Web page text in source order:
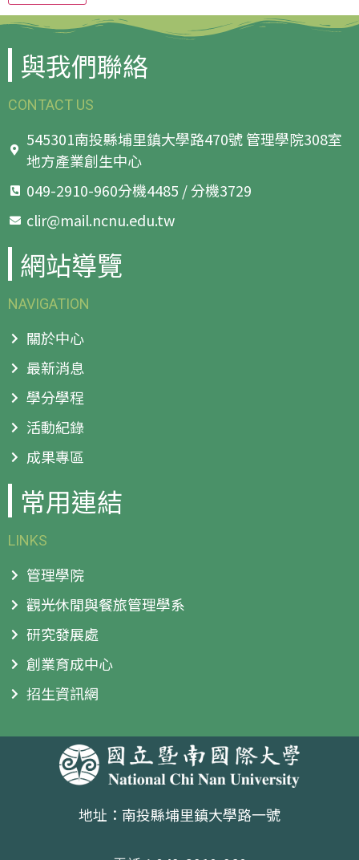
與我們聯絡
CONTACT US
545301南投縣埔里鎮大學路470號 管理學院308室
地方產業創生中心
049-2910-960分機4485 / 分機3729
clir@mail.ncnu.edu.tw
網站導覽
NAVIGATION
關於中心
最新消息
學分學程
活動紀錄
成果專區
常用連結
LINKS
管理學院
觀光休閒與餐旅管理學系
研究發展處
創業育成中心
招生資訊網
地址：南投縣埔里鎮大學路一號